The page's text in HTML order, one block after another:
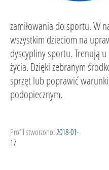
zamiłowania do sportu. W
wszystkim dzieciom na
dyscypliny sportu. Trenują
życia. Dzięki zebranym
sprzęt lub poprawić
podopiecznym.
Profil stworzono: 2018-01-
17